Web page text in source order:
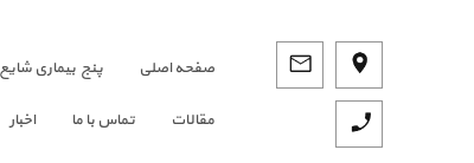
صفحه اصلي پنج بیماری
مقالات تماس با ما اخبار